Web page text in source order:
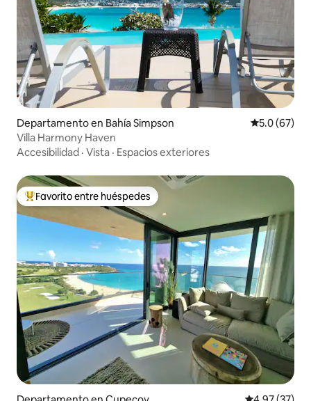
Departamento en Bahía Simpson Calificación
5.0 (67)
Villa Harmony Haven
Accesibilidad · Vista · Espacios exteriores
De los mejores en Favorito entre huéspedes
Favorito entre huéspedes